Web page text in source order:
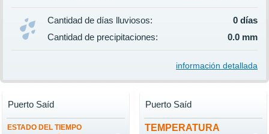
Cantidad de días lluviosos:
0 días
Cantidad de precipitaciones:
0.0 mm
información detallada
ESTADO DEL TIEMPO
Puerto Saíd
TEMPERATURA
Puerto Saíd